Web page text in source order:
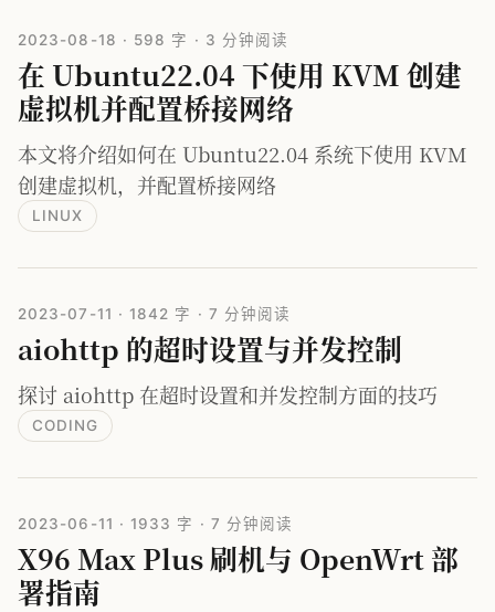
2023-08-18 · 598 字 · 3 分钟阅读
在 Ubuntu22.04 下使用 KVM 创建
虚拟机并配置桥接网络
本文将介绍如何在 Ubuntu22.04 系统下使用 KVM
创建虚拟机，并配置桥接网络
LINUX
2023-07-11 ·1842 字 · 7 分钟阅读
aiohttp 的超时设置与并发控制
探讨 aiohttp 在超时设置和并发控制方面的技巧
CODING
2023-06-11 ·1933 字 · 7 分钟阅读
X96 Max Plus 刷机与 OpenWrt 部
署指南